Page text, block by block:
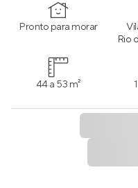
Pronto para morar
Rio
44 a 53 m²